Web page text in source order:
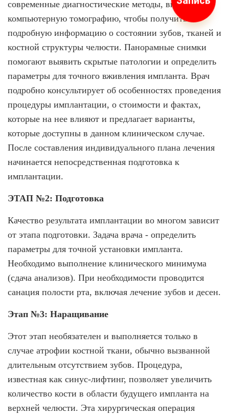
современные диагностические методы, включая
компьютерную томографию, чтобы получить
подробную информацию о состоянии зубов, тканей и
костной структуры челюсти. Панорамные снимки
помогают выявить скрытые патологии и определить
параметры для точного вживления импланта. Врач
подробно консультирует об особенностях проведения
процедуры имплантации, о стоимости и фактах,
которые на нее влияют и предлагает варианты,
которые доступны в данном клиническом случае.
После составления индивидуального плана лечения
начинается непосредственная подготовка к
имплантации.
ЭТАП №2: Подготовка
Качество результата имплантации во многом зависит
от этапа подготовки. Задача врача - определить
параметры для точной установки импланта.
Необходимо выполнение клинического минимума
(сдача анализов). При необходимости проводится
санация полости рта, включая лечение зубов и десен.
Этап №3: Наращивание
Этот этап необязателен и выполняется только в
случае атрофии костной ткани, обычно вызванной
длительным отсутствием зубов. Процедура,
известная как синус-лифтинг, позволяет увеличить
количество кости в области будущего импланта на
верхней челюсти. Эта хирургическая операция